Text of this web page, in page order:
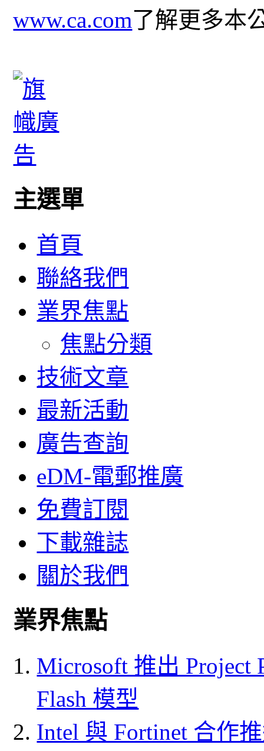
www.ca.com了解更多本
主選單
首頁
聯絡我們
業界焦點
焦點分類
技術文章
最新活動
廣告查詢
eDM-電郵推廣
免費訂閱
下載雜誌
關於我們
業界焦點
Microsoft 推出 Project
Flash 模型
Intel 與 Fortinet 合作